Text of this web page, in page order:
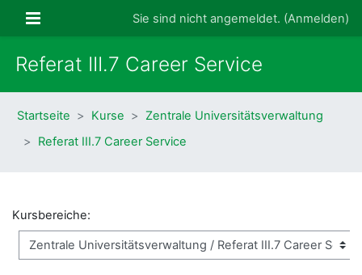
Website-ÜbersichtSie sind nicht angemeldet. (Anmelden)
Referat III.7 Career Service
Startseite Kurse
Zentrale Universitätsverwaltung
Referat III.7 Career Service
Kursbereiche: